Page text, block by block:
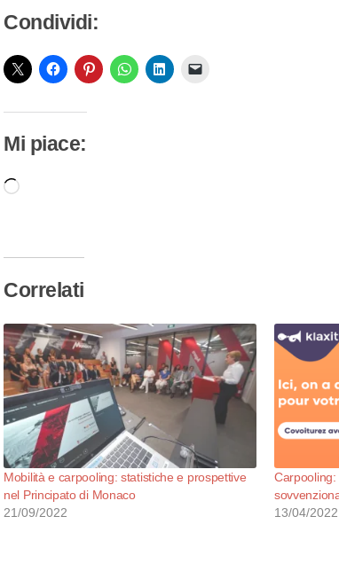
Condividi:
Mi piace:
Caricamento
Correlati
Mobilità e carpooling: statistiche e prospettive
nel Principato di Monaco
21/09/2022
13/04/2022